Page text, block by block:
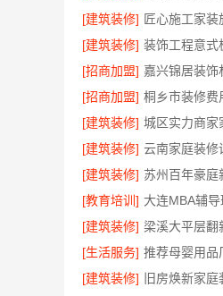
[建筑装修]
[建筑装修] 装饰工程意式
[招商加盟]
[招商加盟]
[建筑装修]
[建筑装修]
[建筑装修]
[教育培训] 大连MBA辅
[建筑装修]
[生活服务]
[建筑装修]